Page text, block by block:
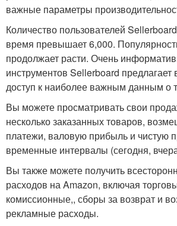
важные параметры
Количество пользователей
время превышает 6,000.
продолжает расти. Очень
инструментов Sellerboard
доступ к наиболее важным данным о
Вы можете просматривать свои
несколько заказанных товаров,
платежи, валовую прибыль и чистую
временные интервалы (сегодня,
Вы также можете получить
расходов на Amazon, включая
комиссионные,, сборы за возврат и
рекламные расходы.